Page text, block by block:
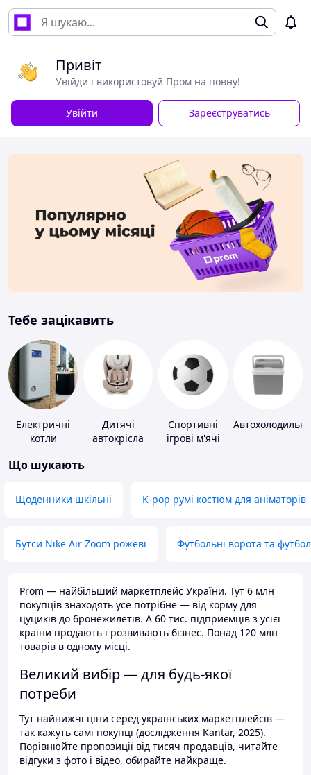
Привіт
Увійди і використовуй Пром на повну!
Увійти Зареєструватись
Тебе зацікавить
Електричні
котли
Дитячі
автокрісла
Спортивні
ігрові м'ячі
Що шукають
Щоденники шкільні K-pop румі костюм для аніматорів
Бутси Nike Air Zoom рожеві Футбольні ворота та
Prom — найбільший маркетплейс України. Тут 6 млн
покупців знаходять усе потрібне — від корму для
цуциків до бронежилетів. А 60 тис. підприємців з усієї
країни продають і розвивають бізнес. Понад 120 млн
товарів в одному місці.
Великий вибір — для будь-якої
потреби
Тут найнижчі ціни серед українських маркетплейсів —
так кажуть самі покупці (дослідження Kantar, 2025).
Порівнюйте пропозиції від тисяч продавців, читайте
відгуки з фото і відео, обирайте найкраще.